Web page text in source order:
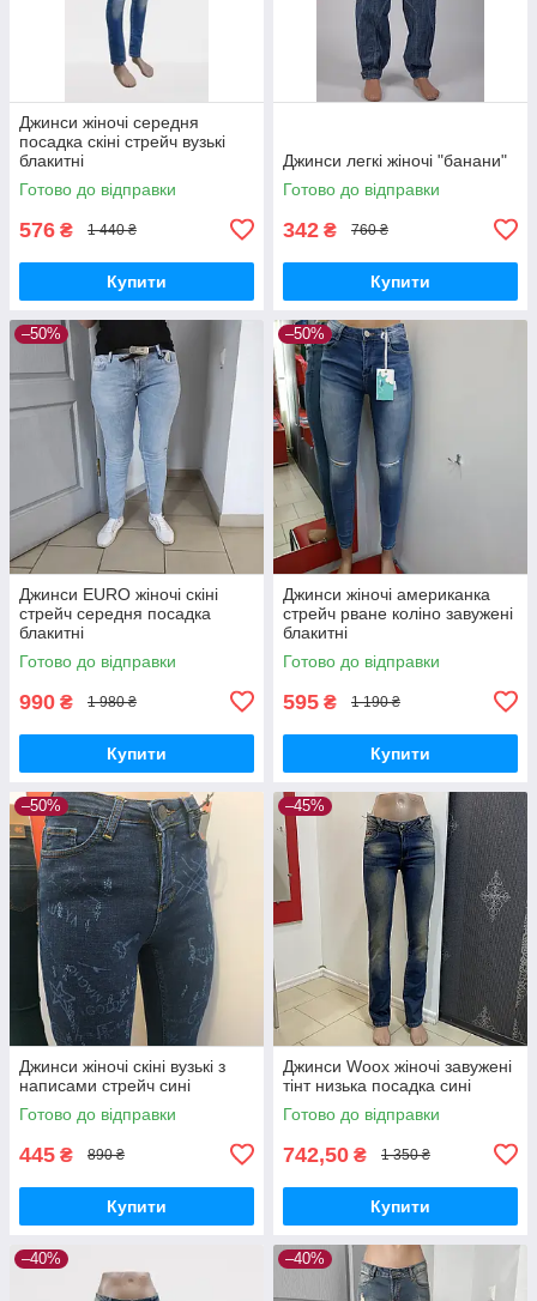
Джинси жіночі середня
посадка скіні стрейч вузькі
блакитні
Готово до відправки
576 ₴ 1 440 ₴
Купити
Джинси легкі жіночі "банани"
Готово до відправки
342 ₴ 760 ₴
Купити
–50%
Джинси EURO жіночі скіні
стрейч середня посадка
блакитні
Готово до відправки
990 ₴ 1 980 ₴
Купити
–50%
Джинси жіночі американка
стрейч рване коліно завужені
блакитні
Готово до відправки
595 ₴ 1 190 ₴
Купити
–50%
Джинси жіночі скіні вузькі з
написами стрейч сині
Готово до відправки
445 ₴ 890 ₴
Купити
–45%
Джинси Woox жіночі завужені
тінт низька посадка сині
Готово до відправки
742,50 ₴ 1 350 ₴
Купити
–40% –40%